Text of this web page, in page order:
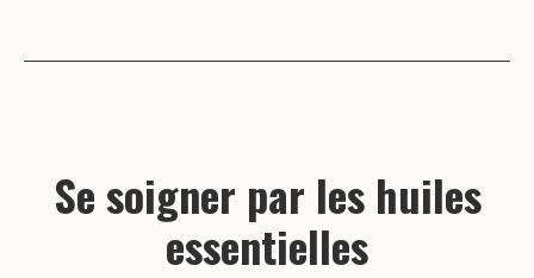
Se soigner par les huiles
essentielles